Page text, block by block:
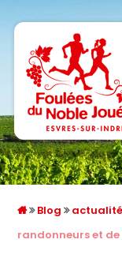
Blog
randonneurs et